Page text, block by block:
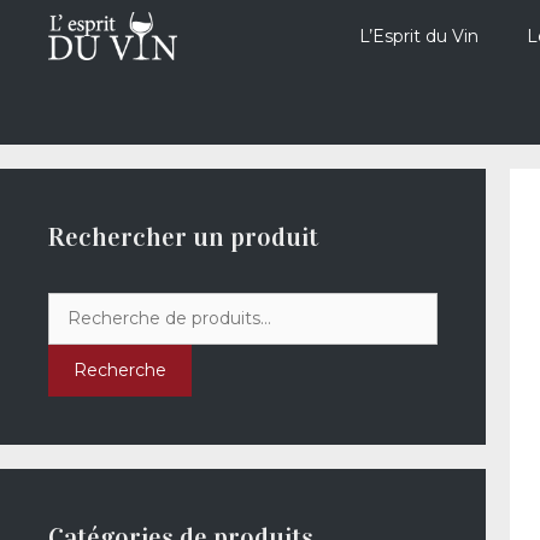
contenu
L’Esprit du Vin
Rechercher un produit
pour :
Recherche